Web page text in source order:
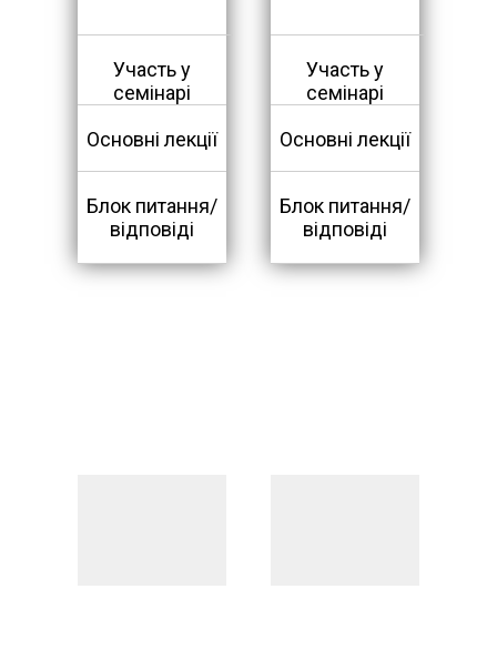
Участь у
семінарі
Основні лекції
Блок питання/
відповіді
Участь у
семінарі
Основні лекції
Блок питання/
відповіді